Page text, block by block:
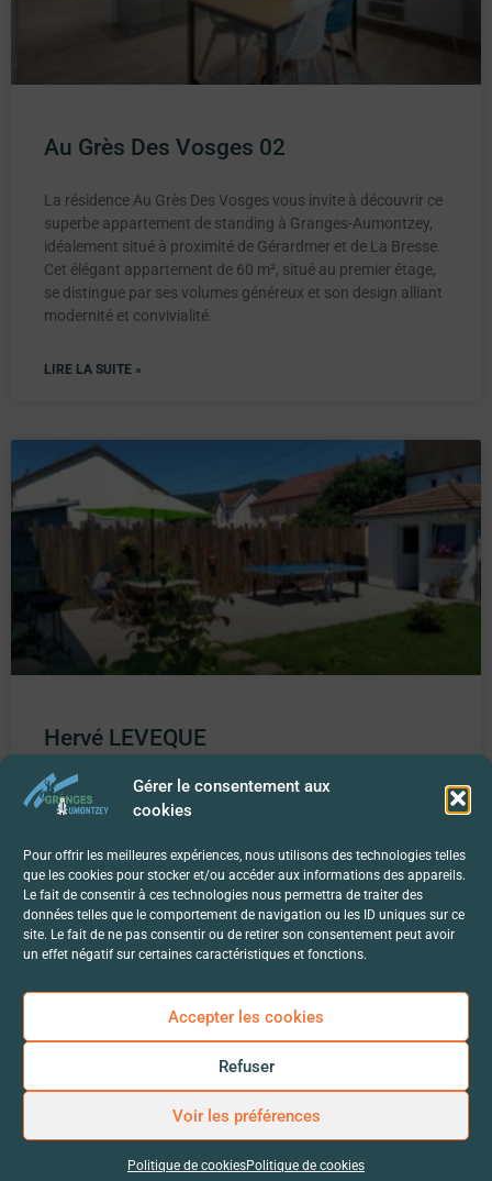
Gérer le consentement aux
cookies
Pour offrir les meilleures expériences, nous utilisons des technologies telles
que les cookies pour stocker et/ou accéder aux informations des appareils.
Le fait de consentir à ces technologies nous permettra de traiter des
données telles que le comportement de navigation ou les ID uniques sur ce
site. Le fait de ne pas consentir ou de retirer son consentement peut avoir
un effet négatif sur certaines caractéristiques et fonctions.
Accepter les cookies
Refuser
Voir les préférences
Politique de cookiesPolitique de cookies
Au Grès Des Vosges 02
La résidence Au Grès Des Vosges vous invite à découvrir ce
superbe appartement de standing à Granges-Aumontzey,
idéalement situé à proximité de Gérardmer et de La Bresse.
Cet élégant appartement de 60 m², situé au premier étage,
se distingue par ses volumes généreux et son design alliant
modernité et convivialité.
LIRE LA SUITE »
Hervé LEVEQUE
Gite spacieux et lumineux, classé 2 étoiles « Clés
Vacances », pouvant accueillir jusqu’à 7 personnes (famille,
Coté
LIRE LA SUITE »